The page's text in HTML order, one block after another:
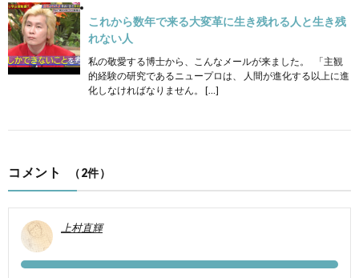
これから数年で来る大変革に生き残れる人と生き残
れない人
私の敬愛する博士から、こんなメールが来ました。 「主観
的経験の研究であるニュープロは、 人間が進化する以上に進
化しなければなりません。 […]
コメント （2件）
上村直輝